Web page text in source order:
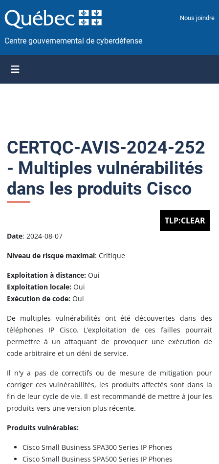
a
s
e
u
Nous joindre
Centre gouvernemental de cyberdéfense
CERTQC-AVIS-2024-252
- Multiples vulnérabilités
dans les produits Cisco
TLP:CLEAR
Date: 2024-08-07
Niveau de risque maximal: Critique
Exploitation à distance: Oui
Exploitation locale: Oui
Exécution de code: Oui
De multiples vulnérabilités ont été découvertes dans des
téléphones IP Cisco. L’exploitation de ces failles pourrait
permettre à un attaquant de provoquer une exécution de
code arbitraire et un déni de service.
Il n'y a pas de correctifs ou de mesure de mitigation pour
corriger ces vulnérabilités, les produits affectés sont dans la
fin de leur cycle de vie. Il est recommandé de mettre à jour les
produits vers une version plus récente.
Produits vulnérables:
Cisco Small Business SPA300 Series IP Phones
Cisco Small Business SPA500 Series IP Phones